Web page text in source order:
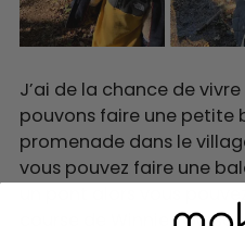
J’ai de la chance de
pouvons faire une petite
promenade dans le
vous pouvez faire une
course de Winnie